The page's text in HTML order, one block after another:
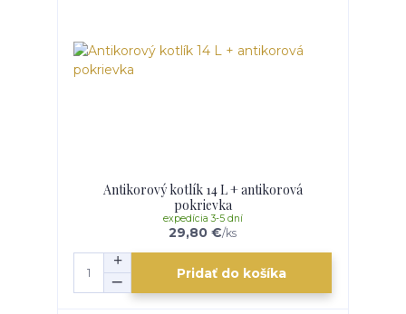
Antikorový kotlík 14 L + antikorová
pokrievka
29,80 €/ks
expedícia 3-5 dní
Pridať do košíka